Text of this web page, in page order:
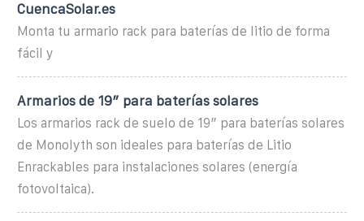
CuencaSolar.es
Monta tu armario rack para baterías de litio de forma
fácil y
Armarios de 19″ para baterías solares
Los armarios rack de suelo de 19″ para baterías solares
de Monolyth son ideales para baterías de Litio
Enrackables para instalaciones solares (energía
fotovoltaica).